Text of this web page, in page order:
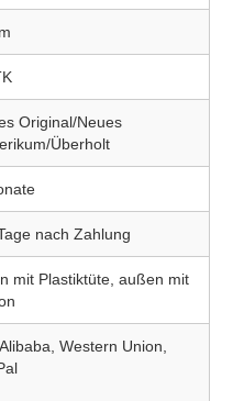
Original/Neues
Überholt
nach Zahlung
mit Plastiktüte, außen mit
Western Union,